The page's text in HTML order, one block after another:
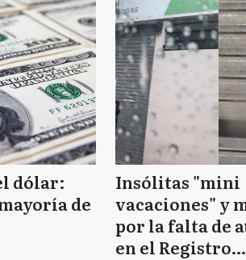
dólar:
de
Insólitas "mini
vacaciones" y
por la falta de
en el Registro